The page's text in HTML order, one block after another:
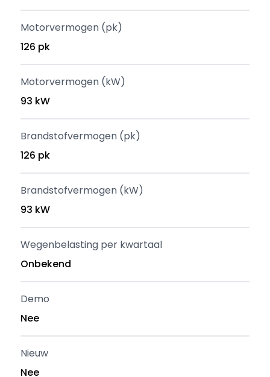
Motorvermogen (pk)
126 pk
Motorvermogen (kW)
93 kW
Brandstofvermogen (pk)
126 pk
Brandstofvermogen (kW)
93 kW
Wegenbelasting per kwartaal
Onbekend
Demo
Nee
Nieuw
Nee